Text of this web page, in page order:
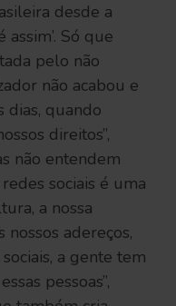
desde a
assim’. Só que
pelo não
não acabou e
dias, quando
direitos”,
não entendem
sociais é uma
a nossa
adereços,
a gente tem
pessoas”,